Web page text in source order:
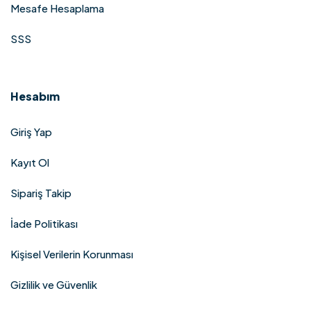
Mesafe Hesaplama
SSS
Hesabım
Giriş Yap
Kayıt Ol
Sipariş Takip
İade Politikası
Kişisel Verilerin Korunması
Gizlilik ve Güvenlik